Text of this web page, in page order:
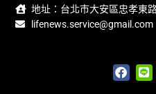
地址：台北市大安區忠孝東
lifenews.service@gmail.com